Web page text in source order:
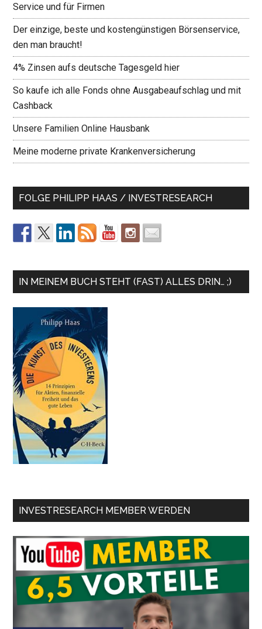
Service und für Firmen
Der einzige, beste und kostengünstigen Börsenservice,
den man braucht!
4% Zinsen aufs deutsche Tagesgeld hier
So kaufe ich alle Fonds ohne Ausgabeaufschlag und mit
Cashback
Unsere Familien Online Hausbank
Meine moderne private Krankenversicherung
FOLGE PHILIPP HAAS / INVESTRESEARCH
IN MEINEM BUCH STEHT (FAST) ALLES DRIN… ;)
INVESTRESEARCH MEMBER WERDEN